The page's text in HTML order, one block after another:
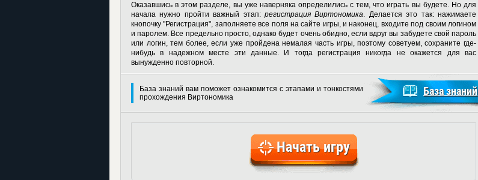
Оказавшись в этом разделе, вы уже наверняка определились с тем, что играть вы будете. Но для
начала нужно пройти важный этап: регистрация Виртономика. Делается это так: нажимаете
кнопочку "Регистрация", заполняете все поля на сайте игры, и наконец, входите под своим логином
и паролем. Все предельно просто, однако будет очень обидно, если вдруг вы забудете свой пароль
или логин, тем более, если уже пройдена немалая часть игры, поэтому советуем, сохраните где-
нибудь в надежном месте эти данные. И тогда регистрация никогда не окажется для вас
вынужденно повторной.
База знаний вам поможет ознакомится с этапами и тонкостями
прохождения Виртономика
База знаний
Начать игру